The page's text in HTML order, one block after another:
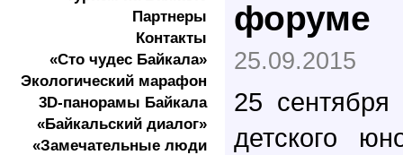
Партнеры
Контакты
«Сто чудес Байкала»
Экологичеcкий марафон
3D-панорамы Байкала
«Байкальский диалог»
«Замечательные люди
форуме
25.09.2015
25
детского